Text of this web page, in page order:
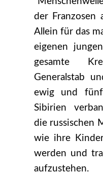
der Franzosen
Allein für das
eigenen
gesamte
Generalstab
ewig und fünf
Sibirien
die russischen
wie ihre
werden und
aufzustehen.